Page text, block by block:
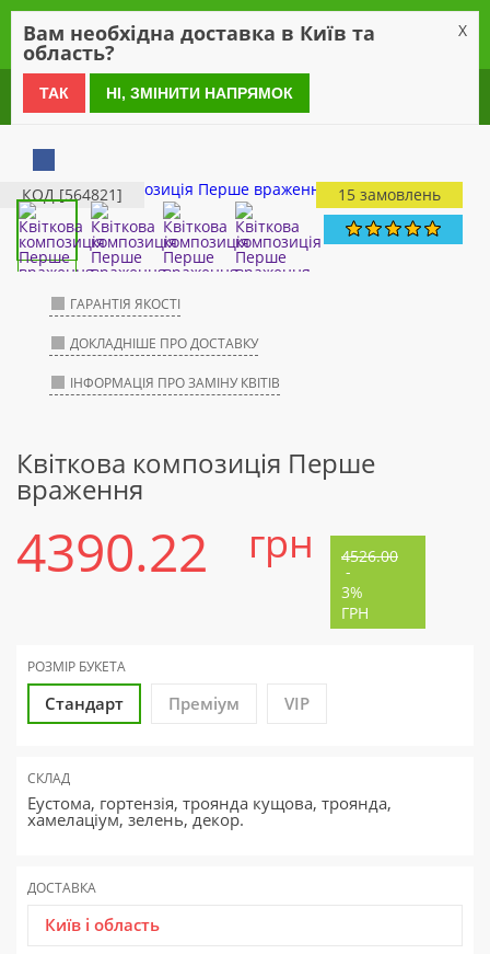
0 800 21 54 55
КОД [564821] 15 замовлень
ГАРАНТІЯ ЯКОСТІ
ДОКЛАДНІШЕ ПРО ДОСТАВКУ
ІНФОРМАЦІЯ ПРО ЗАМІНУ КВІТІВ
Квіткова композиція Перше
враження
4390.22 грн 4526.00
-
3%
ГРН
РОЗМІР БУКЕТА
Стандарт Преміум VIP
СКЛАД
Еустома, гортензія, троянда кущова, троянда,
хамелаціум, зелень, декор.
ДОСТАВКА
Київ і область
Вам необхідна доставка в Київ та
область?
X
ТАК НІ, ЗМІНИТИ НАПРЯМОК